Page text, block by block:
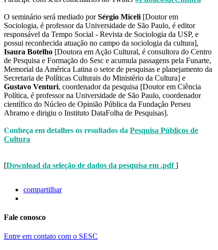
O seminário será mediado porSérgio Miceli [Doutor em
Sociologia, é professor da Universidade de São Paulo, é editor
responsável da Tempo Social - Revista de Sociologia da USP, e
possui reconhecida atuação no campo da sociologia da cultura],
Isaura Botelho [Doutora em Ação Cultural, é consultora do Centro
de Pesquisa e Formação do Sesc e acumula passagens pela Funarte,
Memorial da América Latina o setor de pesquisas e planejamento da
Secretaria de Políticas Culturais do Ministério da Cultura] e
Gustavo Venturi, coordenador da pesquisa [Doutor em Ciência
Política, é professor na Universidade de São Paulo, coordenador
científico do Núcleo de Opinião Pública da Fundação Perseu
Abramo e dirigiu o Instituto DataFolha de Pesquisas].
Conheça em detalhes os resultados da Pesquisa Públicos de
Cultura
[Download da seleção de dados da pesquisa em .pdf]
compartilhar
Fale conosco
Entre em contato com o SESC